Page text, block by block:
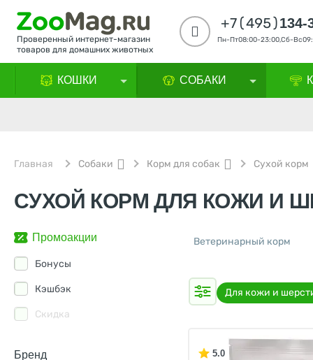
Проверенный интернет-магазин
товаров для домашних животных
+7(495)134-
Пн-Пт08:00-23:00,Сб-
КОШКИ СОБАКИ
Главная Собаки Корм для собак Сухой корм
СУХОЙ КОРМ ДЛЯ КОЖИ И
Промоакции
Бонусы
Кэшбэк
Скидка
Бренд
Ветеринарный корм
Для кожи и
5.0